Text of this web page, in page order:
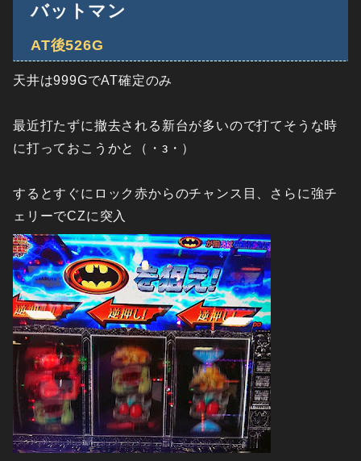
バットマン
AT後526G
天井は999GでAT確定のみ
最近打たずに撤去される新台が多いので打てそうな時
に打っておこうかと（・з・）
するとすぐにロック赤からのチャンス目、さらに強チ
ェリーでCZに突入